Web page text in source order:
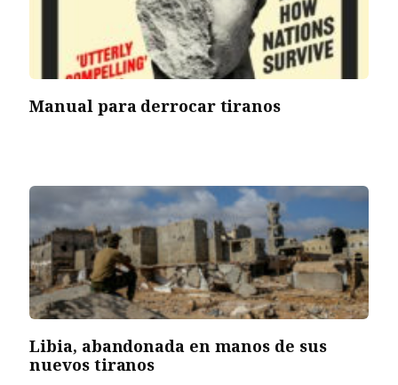
Manual para derrocar tiranos
Libia, abandonada en manos de sus
nuevos tiranos